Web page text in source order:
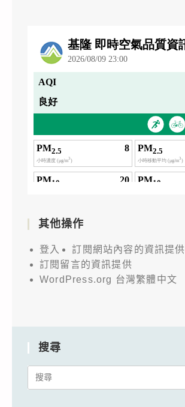
其他操作
登入
訂閱網站內容的資訊提供
訂閱留言的資訊提供
WordPress.org 台灣繁體中文
搜尋
Search